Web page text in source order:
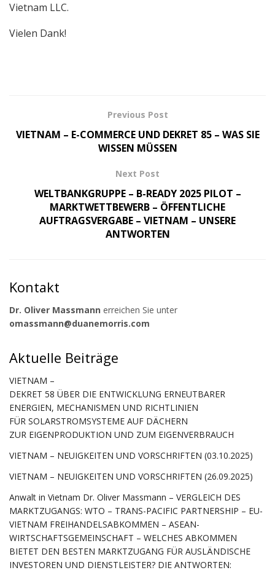
Vietnam LLC.
Vielen Dank!
Previous Post
VIETNAM – E-COMMERCE UND DEKRET 85 – WAS SIE
WISSEN MÜSSEN
Next Post
WELTBANKGRUPPE – B-READY 2025 PILOT –
MARKTWETTBEWERB – ÖFFENTLICHE
AUFTRAGSVERGABE – VIETNAM – UNSERE
ANTWORTEN
Kontakt
Dr. Oliver Massmann erreichen Sie unter
omassmann@duanemorris.com
Aktuelle Beiträge
VIETNAM –
DEKRET 58 ÜBER DIE ENTWICKLUNG ERNEUTBARER
ENERGIEN, MECHANISMEN UND RICHTLINIEN
FÜR SOLARSTROMSYSTEME AUF DÄCHERN
ZUR EIGENPRODUKTION UND ZUM EIGENVERBRAUCH
VIETNAM – NEUIGKEITEN UND VORSCHRIFTEN (03.10.2025)
VIETNAM – NEUIGKEITEN UND VORSCHRIFTEN (26.09.2025)
Anwalt in Vietnam Dr. Oliver Massmann – VERGLEICH DES
MARKTZUGANGS: WTO – TRANS-PACIFIC PARTNERSHIP – EU-
VIETNAM FREIHANDELSABKOMMEN – ASEAN-
WIRTSCHAFTSGEMEINSCHAFT – WELCHES ABKOMMEN
BIETET DEN BESTEN MARKTZUGANG FÜR AUSLÄNDISCHE
INVESTOREN UND DIENSTLEISTER? DIE ANTWORTEN: